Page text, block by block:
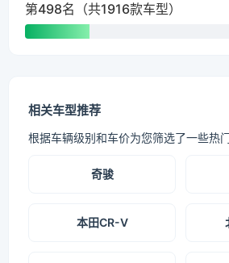
第498名（共1916款车型）
相关车型推荐
根据车辆级别和车价为您筛选了一些热
奇骏
本田CR-V